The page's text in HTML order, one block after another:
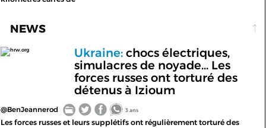
NEWS
hrw.org Ukraine:chocs électriques,
simulacres de noyade... Les
forces russes ont torturé des
détenus à Izioum
@BenJeannerod 3 ans
Les forces russes et leurs supplétifs ont régulièrement torturé des